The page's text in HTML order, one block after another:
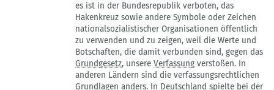
müssten
ja
auch
alle
von
Gast
es ist in der Bundesrepublik verboten, das
Hakenkreuz sowie andere Symbole oder Zeichen
nationalsozialistischer Organisationen öffentlich
zu verwenden und zu zeigen, weil die Werte und
Botschaften, die damit verbunden sind, gegen das
Grundgesetz, unsere Verfassung verstoßen. In
anderen Ländern sind die verfassungsrechtlichen
Grundlagen anders. In Deutschland spielte bei der